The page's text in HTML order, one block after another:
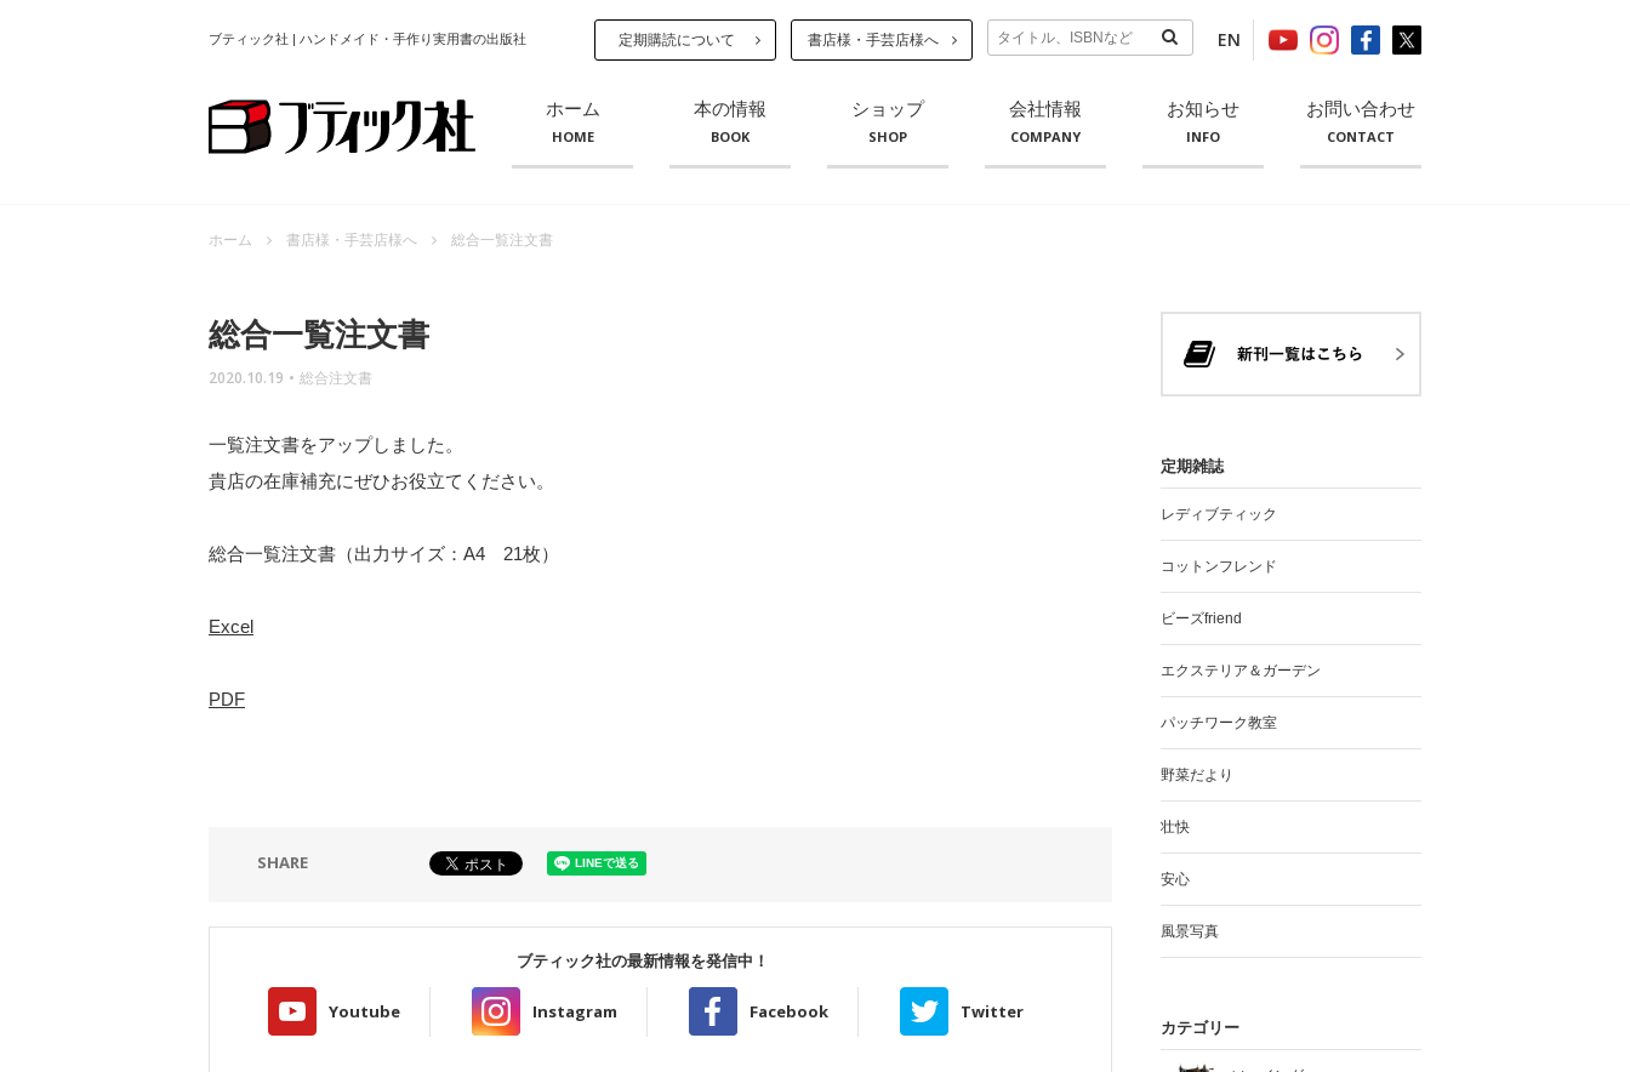
ブティック社 | ハンドメイド・手作り実用書の出版社 定期購読について 書店様・手芸店様へ EN
ホーム
HOME
本の情報
BOOK
ショップ
SHOP
会社情報
COMPANY
お知らせ
INFO
お問い合わせ
CONTACT
ホーム 書店様・手芸店様へ 総合一覧注文書
総合一覧注文書
2020.10.19 • 総合注文書
一覧注文書をアップしました。
貴店の在庫補充にぜひお役立てください。
総合一覧注文書（出力サイズ：A4 21枚）
Excel
PDF
SHARE
ブティック社の最新情報を発信中！
Youtube Instagram Facebook Twitter
定期雑誌
レディブティック
コットンフレンド
ビーズfriend
エクステリア＆ガーデン
パッチワーク教室
野菜だより
壮快
安心
風景写真
カテゴリー